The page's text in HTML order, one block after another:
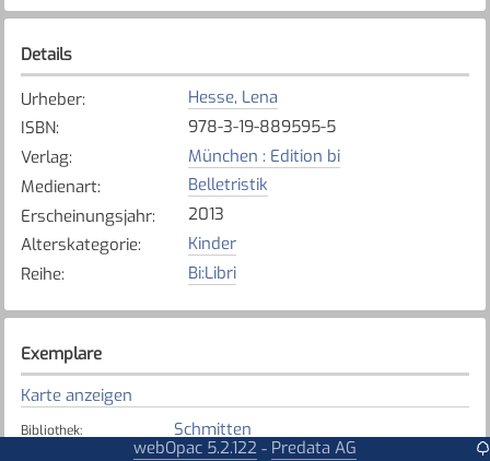
Details
Urheber:
Hesse, Lena
ISBN:
978-3-19-889595-5
Verlag:
München : Edition bi
Medienart:
Belletristik
Erscheinungsjahr:
2013
Alterskategorie:
Kinder
Reihe: Bi:Libri
Exemplare
Karte anzeigen
Bibliothek: Schmitten
Verfügbar
webOpac 5.2.122 - Predata AG